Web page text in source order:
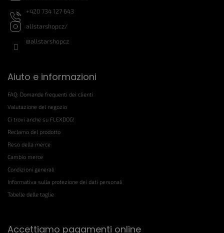
+420 734 127 643
allstarshopcz/
@allstarshopcz
Aiuto e informazioni
FAQ: Domande frequenti dei clienti
Valutazione del negozio
Ci trovi anche su FLEXDOG!
Reclamo del prodotto
Reso della merce
Cambio merce
Condizioni generali
Informativa sulla protezione dei dati personali
Tabelle delle taglie
Accettiamo pagamenti online